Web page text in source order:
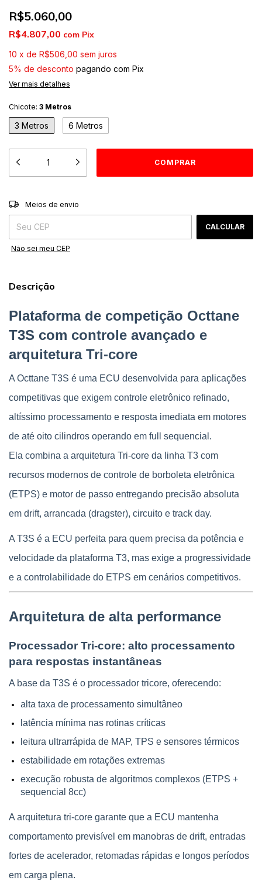
R$5.060,00
R$4.807,00 com Pix
10 x de R$506,00 sem juros
5% de desconto pagando com Pix
Ver mais detalhes
Chicote: 3 Metros
3 Metros 6 Metros
Entregas para o CEP:
Meios de envio
CALCULAR
Não sei meu CEP
Descrição
Plataforma de competição Octtane
T3S com controle avançado e
arquitetura Tri-core
A Octtane T3S é uma ECU desenvolvida para aplicações
competitivas que exigem controle eletrônico refinado,
altíssimo processamento e resposta imediata em motores
de até oito cilindros operando em full sequencial.
Ela combina a arquitetura Tri-core da linha T3 com
recursos modernos de controle de borboleta eletrônica
(ETPS) e motor de passo entregando precisão absoluta
em drift, arrancada (dragster), circuito e track day.
A T3S é a ECU perfeita para quem precisa da potência e
velocidade da plataforma T3, mas exige a progressividade
e a controlabilidade do ETPS em cenários competitivos.
Arquitetura de alta performance
Processador Tri-core: alto processamento
para respostas instantâneas
A base da T3S é o processador tricore, oferecendo:
alta taxa de processamento simultâneo
latência mínima nas rotinas críticas
leitura ultrarrápida de MAP, TPS e sensores térmicos
estabilidade em rotações extremas
execução robusta de algoritmos complexos (ETPS +
sequencial 8cc)
A arquitetura tri-core garante que a ECU mantenha
comportamento previsível em manobras de drift, entradas
fortes de acelerador, retomadas rápidas e longos períodos
em carga plena.